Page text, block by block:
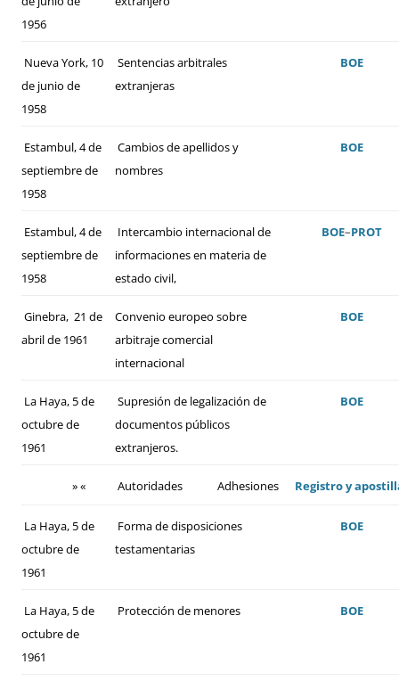
1956
Nueva York, 10
de junio de
1958
Sentencias arbitrales
extranjeras
BOE
Estambul, 4 de
septiembre de
1958
Cambios de apellidos y
nombres
BOE
Estambul, 4 de
septiembre de
1958
Intercambio internacional de
informaciones en materia de
estado civil,
BOE–PROT
Ginebra, 21 de
abril de 1961
Convenio europeo sobre
arbitraje comercial
internacional
BOE
La Haya, 5 de
octubre de
1961
Supresión de legalización de
documentos públicos
extranjeros.
BOE
» « Autoridades Adhesiones Registro y
La Haya, 5 de
octubre de
1961
Forma de disposiciones
testamentarias
BOE
La Haya, 5 de
octubre de
1961
Protección de menores BOE